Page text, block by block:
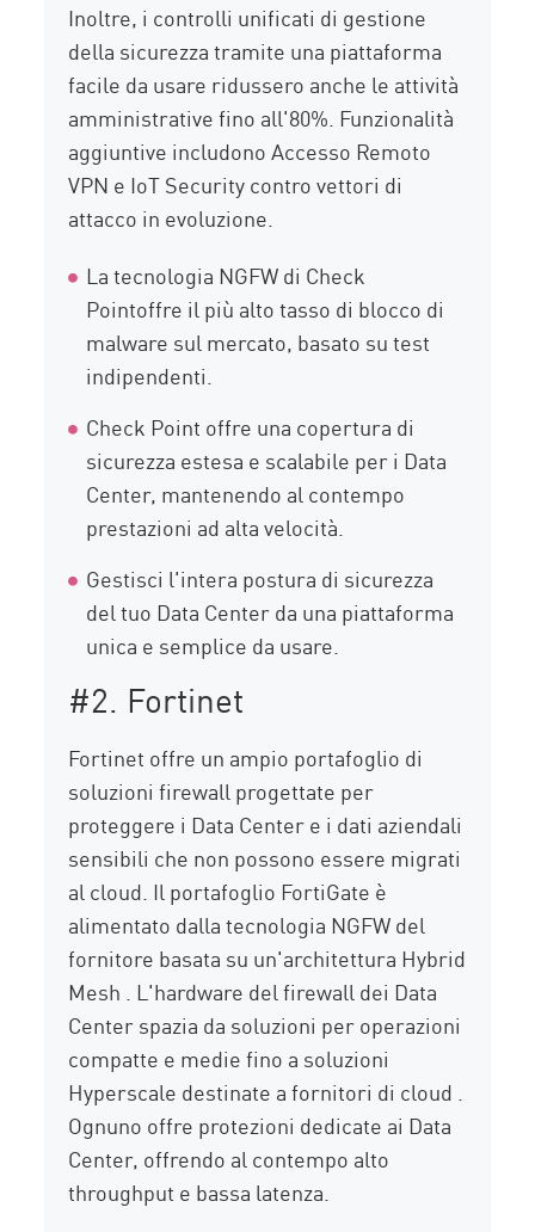
Inoltre, i controlli unificati di gestione
della sicurezza tramite una piattaforma
facile da usare ridussero anche le attività
amministrative fino all'80%. Funzionalità
aggiuntive includono Accesso Remoto
VPN e IoT Security contro vettori di
attacco in evoluzione.
La tecnologia NGFW di Check
Pointoffre il più alto tasso di blocco di
malware sul mercato, basato su test
indipendenti.
Check Point offre una copertura di
sicurezza estesa e scalabile per i Data
Center, mantenendo al contempo
prestazioni ad alta velocità.
Gestisci l'intera postura di sicurezza
del tuo Data Center da una piattaforma
unica e semplice da usare.
#2. Fortinet
Fortinet offre un ampio portafoglio di
soluzioni firewall progettate per
proteggere i Data Center e i dati aziendali
sensibili che non possono essere migrati
al cloud. Il portafoglio FortiGate è
alimentato dalla tecnologia NGFW del
fornitore basata su un'architettura Hybrid
Mesh . L'hardware del firewall dei Data
Center spazia da soluzioni per operazioni
compatte e medie fino a soluzioni
Hyperscale destinate a fornitori di cloud .
Ognuno offre protezioni dedicate ai Data
Center, offrendo al contempo alto
throughput e bassa latenza.